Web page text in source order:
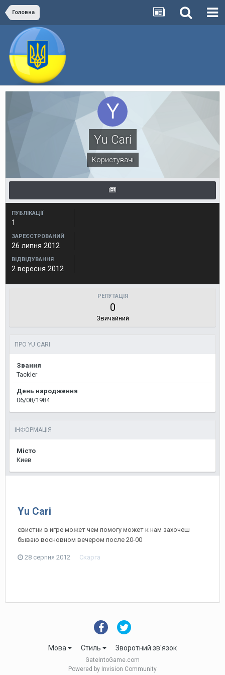
Головна
Yu Cari
Користувачі
ПУБЛІКАЦІЇ
1
ЗАРЕЄСТРОВАНИЙ
26 липня 2012
ВІДВІДУВАННЯ
2 вересня 2012
РЕПУТАЦІЯ
0
Звичайний
ПРО YU CARI
Звання
Tackler
День народження
06/08/1984
ІНФОРМАЦІЯ
Місто
Киев
Yu Cari
свистни в игре может чем помогу может к нам захочеш
бываю восновном вечером после 20-00
28 серпня 2012 Скарга
Мова Стиль Зворотний зв'язок
GateIntoGame.com
Powered by Invision Community